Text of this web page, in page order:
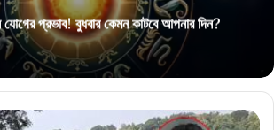
প্রভাব! বুধবার কেমন কাটবে আপনার দিন?